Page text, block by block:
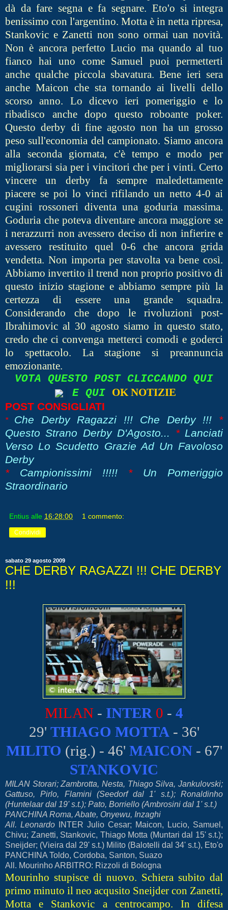
dà da fare segna e fa segnare. Eto'o si integra
benissimo con l'argentino. Motta è in netta ripresa,
Stankovic e Zanetti non sono ormai uan novità.
Non è ancora perfetto Lucio ma quando al tuo
fianco hai uno come Samuel puoi permetterti
anche qualche piccola sbavatura. Bene ieri sera
anche Maicon che sta tornando ai livelli dello
scorso anno. Lo dicevo ieri pomeriggio e lo
ribadisco anche dopo questo roboante poker.
Questo derby di fine agosto non ha un grosso
peso sull'economia del campionato. Siamo ancora
alla seconda giornata, c'è tempo e modo per
migliorarsi sia per i vincitori che per i vinti. Certo
vincere un derby fa sempre maledettamente
piacere se poi lo vinci rifilando un netto 4-0 ai
cugini rossoneri diventa una goduria massima.
Goduria che poteva diventare ancora maggiore se
i nerazzurri non avessero deciso di non infierire e
avessero restituito quel 0-6 che ancora grida
vendetta. Non importa per stavolta va bene così.
Abbiamo invertito il trend non proprio positivo di
questo inizio stagione e abbiamo sempre più la
certezza di essere una grande squadra.
Considerando che dopo le rivoluzioni post-
Ibrahimovic al 30 agosto siamo in questo stato,
credo che ci convenga metterci comodi e goderci
lo spettacolo. La stagione si preannuncia
emozionante.
VOTA QUESTO POST CLICCANDO QUI
E QUI
OK NOTIZIE
POST CONSIGLIATI
* Che Derby Ragazzi !!! Che Derby !!! *
Questo Strano Derby D'Agosto...
* Lanciati
Verso Lo Scudetto Grazie Ad Un Favoloso
Derby
* Campionissimi !!!!! * Un Pomeriggio
Straordinario
Entius alle 16:28:00 1 commento:
Condividi
sabato 29 agosto 2009
CHE DERBY RAGAZZI !!! CHE DERBY
!!!
MILAN - INTER 0 - 4
29' THIAGO MOTTA - 36'
MILITO (rig.) - 46' MAICON- 67'
STANKOVIC
MILAN Storari; Zambrotta, Nesta, Thiago Silva, Jankulovski;
Gattuso, Pirlo, Flamini (Seedorf dal 1' s.t.); Ronaldinho
(Huntelaar dal 19' s.t.); Pato, Borriello (Ambrosini dal 1' s.t.)
PANCHINA Roma, Abate, Onyewu, Inzaghi
All. Leonardo
INTER Julio Cesar; Maicon, Lucio, Samuel,
Chivu; Zanetti, Stankovic, Thiago Motta (Muntari dal 15' s.t.);
Sneijder; (Vieira dal 29' s.t.) Milito (Balotelli dal 34' s.t.), Eto'o
PANCHINA Toldo, Cordoba, Santon, Suazo
All. Mourinho ARBITRO: Rizzoli di Bologna
Mourinho stupisce di nuovo. Schiera subito dal
primo minuto il neo acqusito Sneijder con Zanetti,
Motta e Stankovic a centrocampo. In difesa